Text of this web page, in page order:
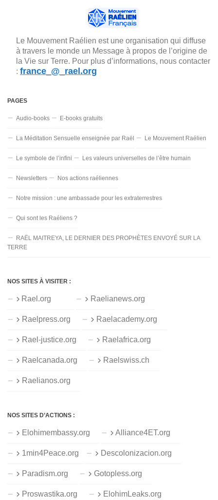
Le Mouvement Raélien est une organisation qui diffuse
à travers le monde un Message à propos de l’origine de
la Vie sur Terre. Pour plus d’informations, nous contacter
: france_@_rael.org
PAGES
Audio-books E-books gratuits
La Méditation Sensuelle enseignée par Raël Le Mouvement Raélien
Le symbole de l’infini Les valeurs universelles de l’être humain
Newsletters Nos actions raéliennes
Notre mission : une ambassade pour les extraterrestres
Qui sont les Raéliens ?
RAËL MAITREYA, LE DERNIER DES PROPHÈTES ENVOYÉ SUR LA
TERRE
NOS SITES À VISITER :
Rael.org Raelianews.org
Raelpress.org Raelacademy.org
Rael-justice.org Raelafrica.org
Raelcanada.org Raelswiss.ch
Raelianos.org
NOS SITES D’ACTIONS :
Elohimembassy.org Alliance4ET.org
1min4Peace.org Descolonizacion.org
Paradism.org Gotopless.org
Proswastika.org ElohimLeaks.org